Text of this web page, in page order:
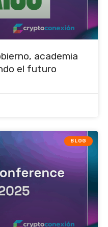
academia
el futuro
BLOG